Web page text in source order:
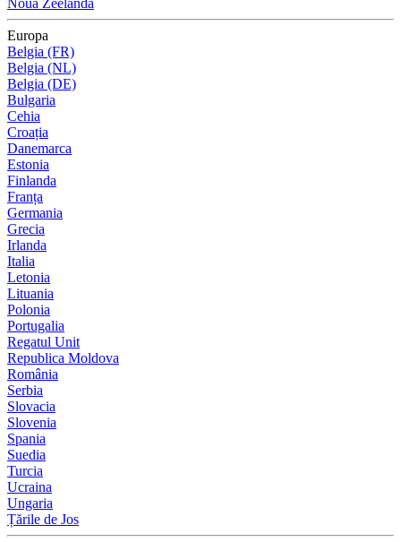
Europa
Belgia (FR)
Belgia (NL)
Belgia (DE)
Bulgaria
Cehia
Croația
Danemarca
Estonia
Finlanda
Franța
Germania
Grecia
Irlanda
Italia
Letonia
Lituania
Polonia
Portugalia
Regatul Unit
Republica Moldova
România
Serbia
Slovacia
Slovenia
Spania
Suedia
Turcia
Ucraina
Ungaria
Țările de Jos